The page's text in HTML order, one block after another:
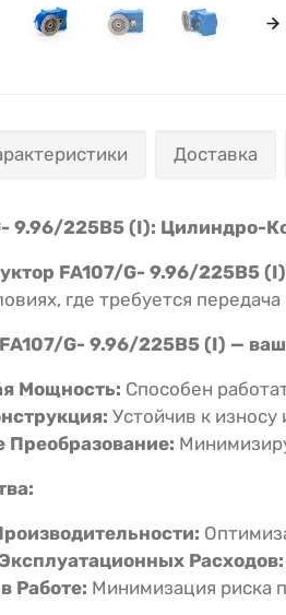
Доставка
9.96/225B5 (I):
FA107/G- 9.96/225B5 (I)
где требуется
G- 9.96/225B5 (I) —
Мощность: Способен
Устойчив к
Преобразование:
Расходов:
Работе: Минимизация риска